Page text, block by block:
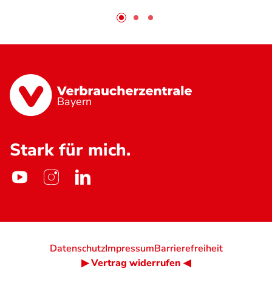
Bayern
Stark für mich.
DatenschutzImpressumBarrierefreiheit
▶ Vertrag widerrufen ◀